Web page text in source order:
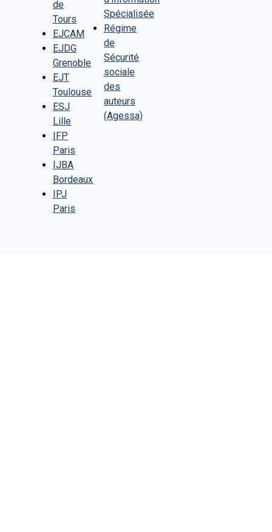
de
Tours
EJCAM
EJDG
Grenoble
EJT
Toulouse
ESJ
Lille
IFP
Paris
IJBA
Bordeaux
IPJ
Paris
Spécialisée
Régime
de
Sécurité
sociale
des
auteurs
(Agessa)